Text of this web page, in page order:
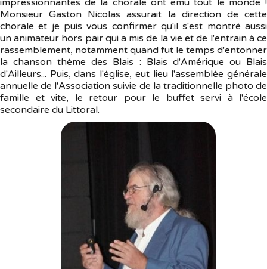
Monsieur Gaston Nicolas assurait la direction de cette
chorale et je puis vous confirmer qu'il s'est montré aussi
un animateur hors pair qui a mis de la vie et de l'entrain à ce
rassemblement, notamment quand fut le temps d'entonner
la chanson thème des Blais : Blais d'Amérique ou Blais
d'Ailleurs... Puis, dans l'église, eut lieu l'assemblée générale
annuelle de l'Association suivie de la traditionnelle photo de
famille et vite, le retour pour le buffet servi à l'école
secondaire du Littoral.